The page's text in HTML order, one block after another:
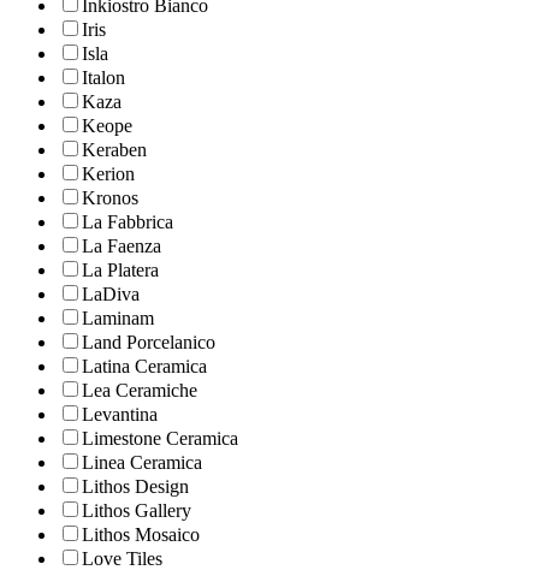
Inkiostro Bianco
Iris
Isla
Italon
Kaza
Keope
Keraben
Kerion
Kronos
La Fabbrica
La Faenza
La Platera
LaDiva
Laminam
Land Porcelanico
Latina Ceramica
Lea Ceramiche
Levantina
Limestone Ceramica
Linea Ceramica
Lithos Design
Lithos Gallery
Lithos Mosaico
Love Tiles